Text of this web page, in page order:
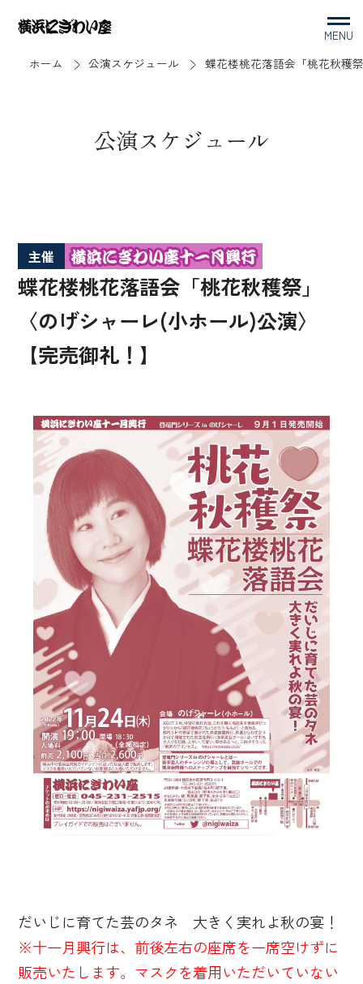
MENU
ホーム
公演スケジュール 蝶花楼桃花落語会「桃花秋穫
公演スケジュール
主催
蝶花楼桃花落語会「桃花秋穫祭」
〈のげシャーレ(小ホール)公演〉
【完売御礼！】
だいじに育てた芸のタネ 大きく実れよ秋の宴！
※十一月興行は、前後左右の座席を一席空けずに
販売いたします。マスクを着用いただいていない